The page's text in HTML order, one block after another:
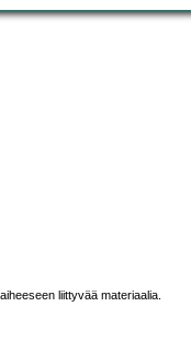
liittyvää materiaalia.